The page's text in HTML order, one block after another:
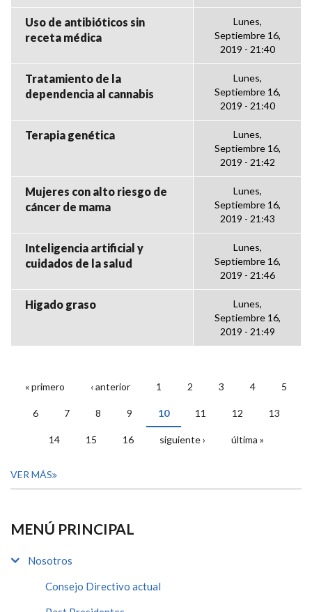
Uso de antibióticos sin
receta médica
Lunes,
Septiembre 16,
2019 - 21:40
Tratamiento de la
dependencia al cannabis
Lunes,
Septiembre 16,
2019 - 21:40
Terapia genética
Lunes,
Septiembre 16,
2019 - 21:42
Mujeres con alto riesgo de
cáncer de mama
Lunes,
Septiembre 16,
2019 - 21:43
Inteligencia artificial y
cuidados de la salud
Lunes,
Septiembre 16,
2019 - 21:46
Higado graso
Lunes,
Septiembre 16,
2019 - 21:49
PÁGINAS
« primero ‹ anterior 1 2 3 4 5
6 7 8 9 10 11 12 13
14 15 16 siguiente › última »
VER MÁS
MENÚ PRINCIPAL
Nosotros
Consejo Directivo actual